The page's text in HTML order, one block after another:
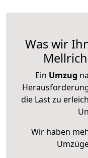
Was wir
Ein Umzug
die Last zu
Wir haben